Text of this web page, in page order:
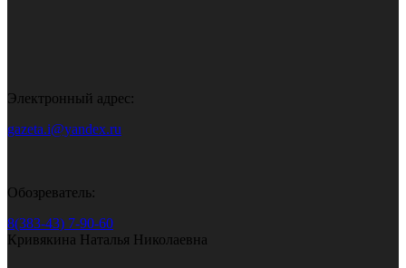
Электронный адрес:
gazeta.i@yandex.ru
Обозреватель:
8(383-43) 7-90-60
Кривякина Наталья Николаевна